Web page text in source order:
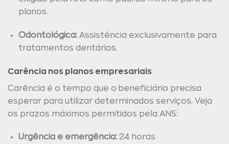
planos.
Odontológica:Assistência exclusivamente para
tratamentos dentários.
Carência nos planos empresariais
Carência é o tempo que o beneficiário precisa
esperar para utilizar determinados serviços. Veja
os prazos máximos permitidos pela ANS:
Urgência e emergência:24 horas